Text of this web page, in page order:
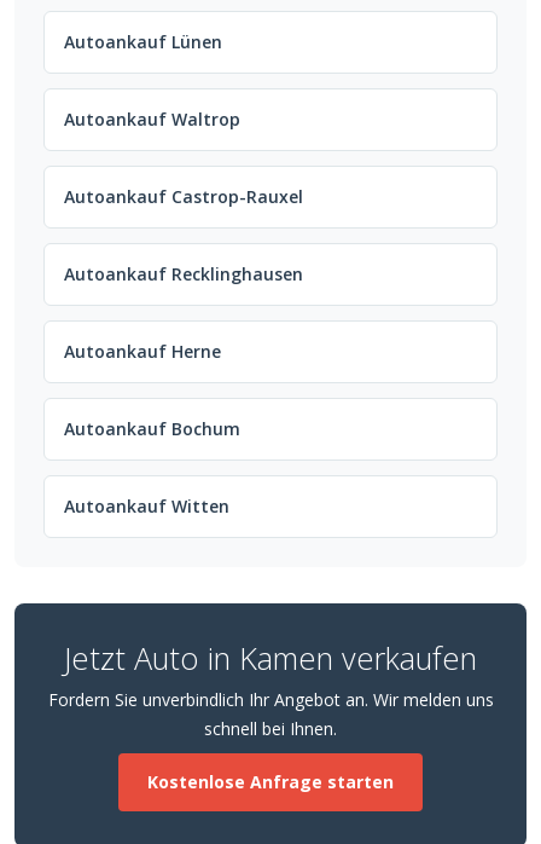
Autoankauf Lünen
Autoankauf Waltrop
Autoankauf Castrop-Rauxel
Autoankauf Recklinghausen
Autoankauf Herne
Autoankauf Bochum
Autoankauf Witten
Jetzt Auto in Kamen verkaufen
Fordern Sie unverbindlich Ihr Angebot an. Wir melden uns
schnell bei Ihnen.
Kostenlose Anfrage starten